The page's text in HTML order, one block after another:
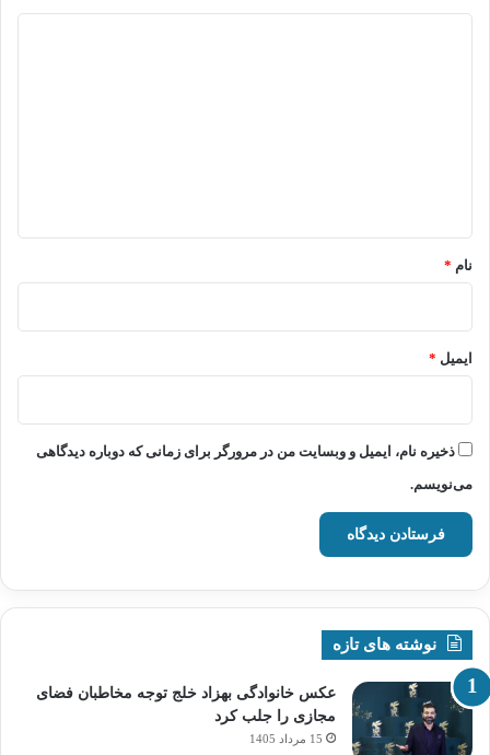
نام *
ایمیل *
ذخیره نام، ایمیل و وبسایت من در مرورگر برای زمانی که دوباره دیدگاهی
می‌نویسم.
نوشته های تازه
عکس خانوادگی بهزاد خلج توجه مخاطبان فضای
مجازی را جلب کرد
15 مرداد 1405